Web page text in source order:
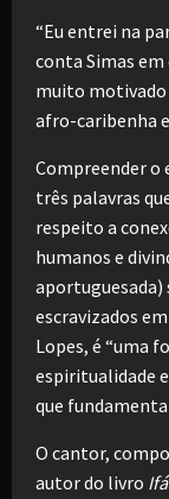
“Eu entrei na
conta Simas
muito motivado
afro-caribenha
Compreender o
três palavras
respeito a
humanos e
aportuguesada)
escravizados
Lopes, é “uma
espiritualidade
que
O cantor,
autor do livro